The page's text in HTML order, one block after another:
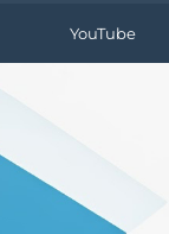
YouTube